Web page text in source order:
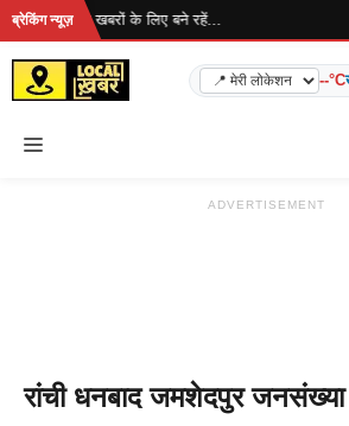
Skip
content
ब्रेकिंग न्यूज़
रहा है... ताज़ा खबरों के लिए बने रहें...
--°C
Menu
ADVERTISEMENT
रांची धनबाद जमशेदपुर जनसंख्या